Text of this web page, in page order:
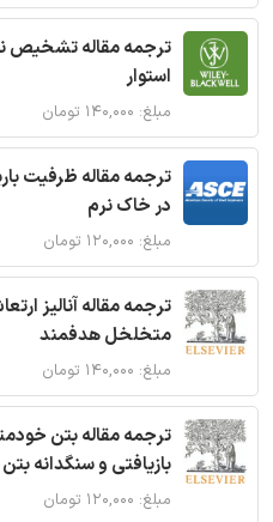
ترجمه مقاله تشخیص
استوار
مبلغ: ۱۴۰,۰۰۰ تومان
ترجمه مقاله ظرفیت
در خاک نرم
مبلغ: ۱۲۰,۰۰۰ تومان
ترجمه مقاله آنالیز
متخلخل هدفمند
مبلغ: ۱۴۰,۰۰۰ تومان
ترجمه مقاله بتن
بازیافتی و سنگدانه بتن
مبلغ: ۱۲۰,۰۰۰ تومان